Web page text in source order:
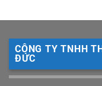
CÔNG TY TNHH
ĐỨC